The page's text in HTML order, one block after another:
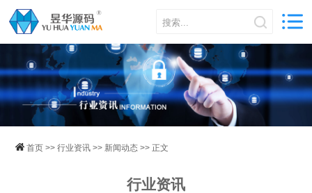
首页 >>行业资讯 >> 新闻动态 >> 正文
行业资讯